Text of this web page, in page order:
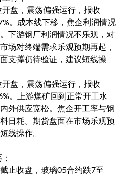
盘，震荡偏强运行，报收
。成本线下移，焦企利润情况
下游钢厂利润情况不乐观，对
场对终端需求乐观预期再起，
支撑仍待验证，建议短线操
盘，震荡偏强运行，报收
。上游煤矿回到正常开工水
外供应宽松。焦企开工率与钢
日耗。期货盘面在市场乐观预
线操作。
止收盘，玻璃05合约跌7至